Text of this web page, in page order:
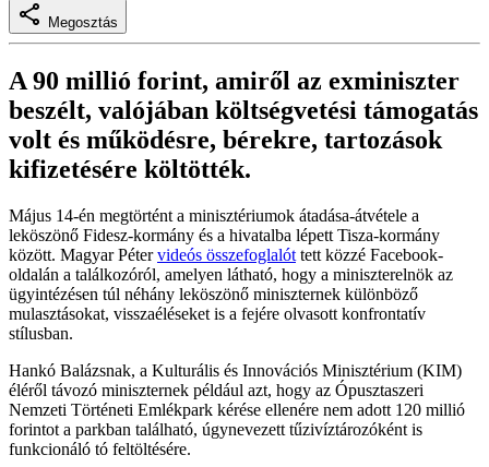
Megosztás
A 90 millió forint, amiről az exminiszter
beszélt, valójában költségvetési támogatás
volt és működésre, bérekre, tartozások
kifizetésére költötték.
Május 14-én megtörtént a minisztériumok átadása-átvétele a
leköszönő Fidesz-kormány és a hivatalba lépett Tisza-kormány
között. Magyar Pétervideós összefoglalót tett közzé Facebook-
oldalán a találkozóról, amelyen látható, hogy a miniszterelnök az
ügyintézésen túl néhány leköszönő miniszternek különböző
mulasztásokat, visszaéléseket is a fejére olvasott konfrontatív
stílusban.
Hankó Balázsnak, a Kulturális és Innovációs Minisztérium (KIM)
éléről távozó miniszternek például azt, hogy az Ópusztaszeri
Nemzeti Történeti Emlékpark kérése ellenére nem adott 120 millió
forintot a parkban található, úgynevezett tűzivíztározóként is
funkcionáló tó feltöltésére.